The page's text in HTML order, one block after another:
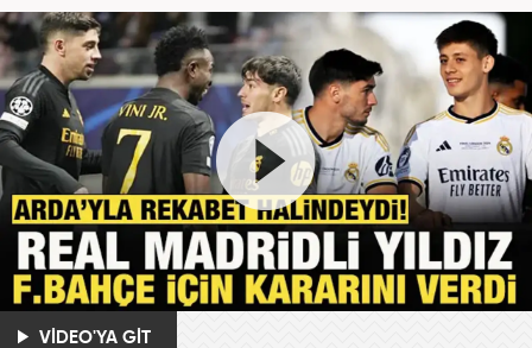
VİDEO'YA GİT